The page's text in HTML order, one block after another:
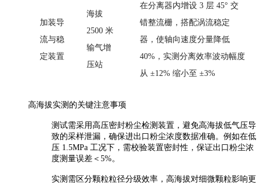
加装导
流与稳
定装置
海拔
2500 米
输气增
压站
在分离器内增设 3 层 45° 交
错整流栅，搭配涡流稳定
器，使轴向速度分量降低
40%，实测分离效率波动幅度
从 ±12% 缩小至 ±3%
高海拔实测的关键注意事项
测试需采用高压密封粉尘检测装置，避免高海拔低气压导
致的采样泄漏，确保进出口粉尘浓度数据准确。例如在低
压 1.5MPa 工况下，需校验装置密封性，保证出口粉尘浓
度测量误差＜5%。
实测需区分颗粒粒径分级效率，高海拔对细微颗粒影响更